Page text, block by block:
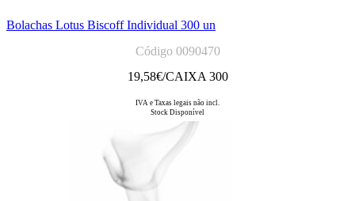
Bolachas Lotus Biscoff Individual 300 un
Código 0090470
19,58€/CAIXA 300
IVA e Taxas legais não incl.
Stock Disponível